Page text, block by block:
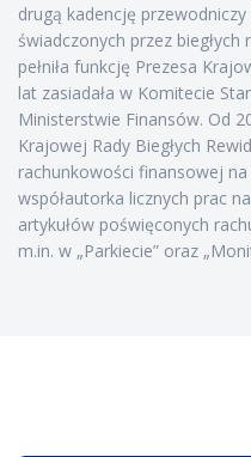
drugą kadencję
świadczonych przez
pełniła funkcję Prezesa
lat zasiadała w Komitecie
Ministerstwie Finansów. Od
Krajowej Rady Biegłych
rachunkowości finansowej
współautorka licznych prac
artykułów poświęconych
m.in. w „Parkiecie” oraz